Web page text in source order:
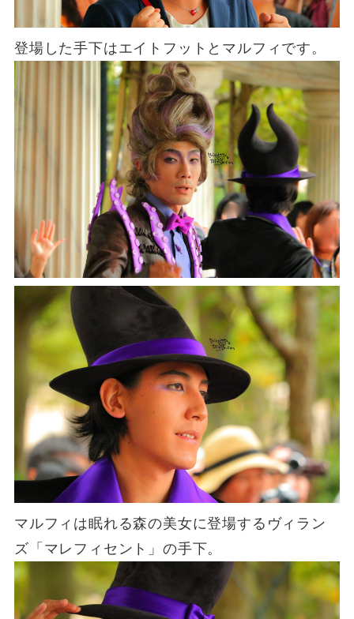
登場した手下はエイトフットとマルフィです。
マルフィは眠れる森の美女に登場するヴィラン
ズ「マレフィセント」の手下。